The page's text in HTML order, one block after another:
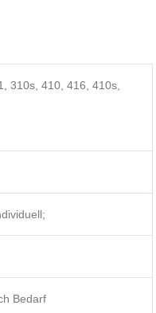
310s, 410, 416, 410s,
Bedarf